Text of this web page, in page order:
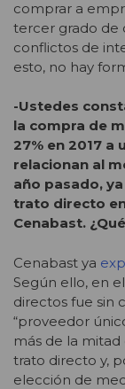
comprar a
tercer grado de
conflictos de
esto, no hay
-Ustedes
la compra de
27% en 2017 a
relacionan al
año pasado,
trato directo
Cenabast.
Cenabast ya
Según ello, en
directos fue sin
“proveedor
más de la
trato directo y,
elección de